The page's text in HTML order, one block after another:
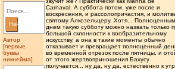
Найти
Автор
[первые
буквы
никнейма]
Carnaval. А суббота потом, уже после и
воскресения, и рассолопричастия, и
святому Алкозельцеру. Хотя... Полноценным
днем такую субботу можно назвать только
большой склонности к вообразительному
искусству, а она в такие моменты обычно
отказывает и превращает полноценный
во временной отрезок после пятницы, и
от этого жертвоприношения Бахусу
получается... ну да, ну да, естественно к